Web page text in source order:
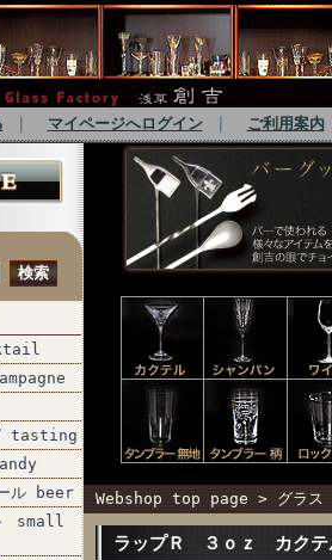
マイページへログイン｜ ご利用案内
tasting
ル beer
small
Webshop top page > グラ
ラップＲ ３ｏｚ カクテ